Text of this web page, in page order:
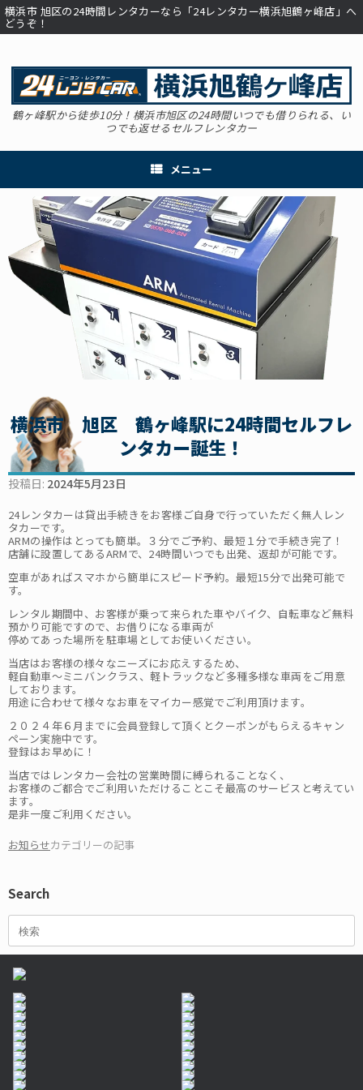
コ
ン
テ
横浜市 旭区の24時間レンタカーなら「24レンタカー横浜旭鶴ヶ峰店」へ
どうぞ！
鶴ヶ峰駅から徒歩10分！横浜市旭区の24時間いつでも借りられる、い
つでも返せるセルフレンタカー
メニュー
横浜市 旭区 鶴ヶ峰駅に24時間セルフレ
ンタカー誕生！
投稿日: 2024年5月23日
24レンタカーは貸出手続きをお客様ご自身で行っていただく無人レン
タカーです。
ARMの操作はとっても簡単。３分でご予約、最短１分で手続き完了！
店舗に設置してあるARMで、24時間いつでも出発、返却が可能です。
空車があればスマホから簡単にスピード予約。最短15分で出発可能で
す。
レンタル期間中、お客様が乗って来られた車やバイク、自転車など無料
預かり可能ですので、お借りになる車両が
停めてあった場所を駐車場としてお使いください。
当店はお客様の様々なニーズにお応えするため、
軽自動車～ミニバンクラス、軽トラックなど多種多様な車両をご用意
しております。
用途に合わせて様々なお車をマイカー感覚でご利用頂けます。
２０２４年６月までに会員登録して頂くとクーポンがもらえるキャン
ペーン実施中です。
登録はお早めに！
当店ではレンタカー会社の営業時間に縛られることなく、
お客様のご都合でご利用いただけることこそ最高のサービスと考えてい
ます。
是非一度ご利用ください。
お知らせカテゴリーの記事
Search
検
対
象: